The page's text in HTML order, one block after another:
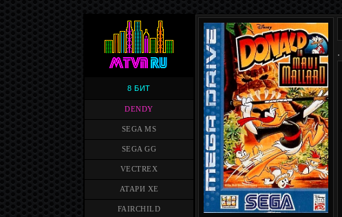
8 БИТ
DENDY
SEGA MS
SEGA GG
VECTREX
АТАРИ XE
FAIRCHILD
.